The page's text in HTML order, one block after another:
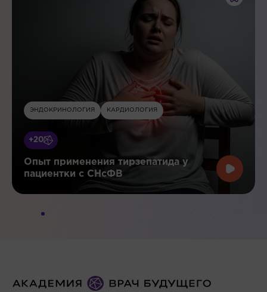
ЭНДОКРИНОЛОГИЯ КАРДИОЛОГИЯ
+20
Опыт применения тирзепатида у
пациентки с СНсФВ